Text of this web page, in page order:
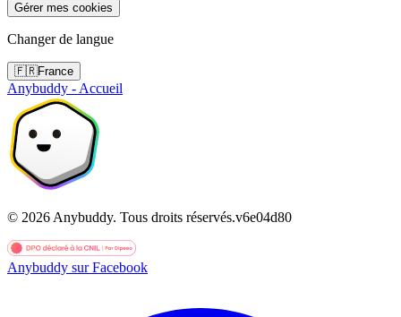
Gérer mes cookies
Changer de langue
🇫🇷France
Anybuddy - Accueil
© 2026 Anybuddy. Tous droits réservés.v6e04d80
Anybuddy sur Facebook